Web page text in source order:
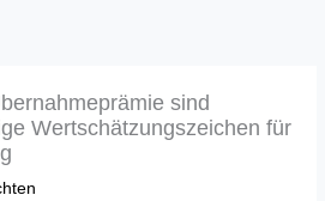
sind
Wertschätzungszeichen für